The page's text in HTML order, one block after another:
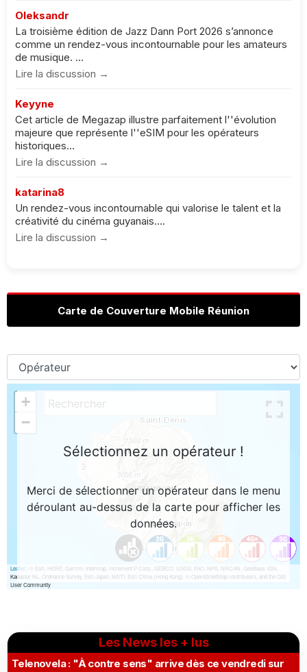
Oleksandr
La troisième édition de Jazz Dann Port 2026 s’annonce
comme un rendez-vous incontournable pour les amateurs
de musique. ...
Lire la discussion →
Keyyne
Cet article de Megazap illustre parfaitement l''évolution
majeure que représente l''eSIM pour les opérateurs
historiques...
Lire la discussion →
katarina8
Un rendez-vous incontournable qui valorise le talent et la
créativité du cinéma guyanais....
Lire la discussion →
Carte de Couverture Mobile Réunion
Les News les + lus
Telenovela : "À contre sens" arrive dès ce vendredi sur